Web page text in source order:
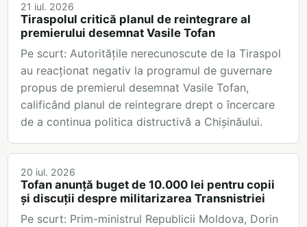
21 iul. 2026
Tiraspolul critică planul de reintegrare al
premierului desemnat Vasile Tofan
Pe scurt: Autoritățile nerecunoscute de la Tiraspol
au reacționat negativ la programul de guvernare
propus de premierul desemnat Vasile Tofan,
calificând planul de reintegrare drept o încercare
de a continua politica distructivă a Chișinăului.
20 iul. 2026
Tofan anunță buget de 10.000 lei pentru copii
și discuții despre militarizarea Transnistriei
Pe scurt: Prim-ministrul Republicii Moldova, Dorin